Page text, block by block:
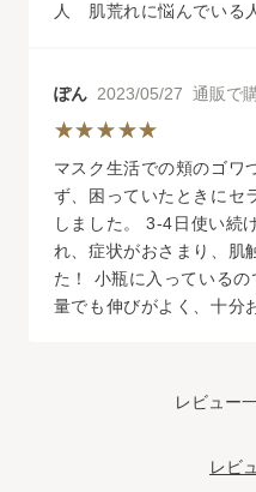
人 肌荒れに悩んでいる
ぽん2023/05/27 通販で
マスク生活での頬のゴワ
ず、困っていたときにセ
しました。 3-4日使い続
れ、症状がおさまり、肌
た！ 小瓶に入っている
量でも伸びがよく、十分
レビュー
レビ